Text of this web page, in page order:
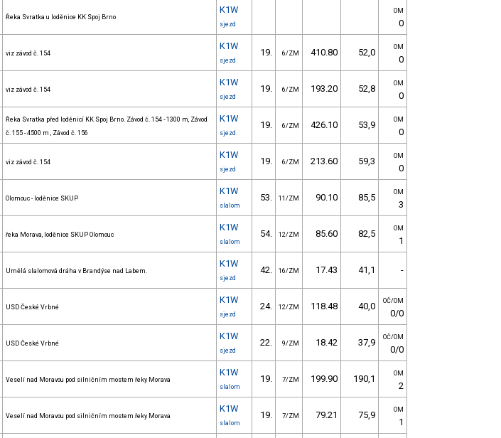
Řeka Svratka u loděnice KK Spoj Brno
K1W
sjezd
OM
0
viz závod č. 154
K1W
sjezd
19. 6/ZM 410.80 52,0 OM
0
viz závod č. 154
K1W
sjezd
19. 6/ZM 193.20 52,8 OM
0
Řeka Svratka před loděnicí KK Spoj Brno. Závod č. 154 - 1300 m, Závod
č. 155 - 4500 m , Závod č. 156
K1W
sjezd
19. 6/ZM 426.10 53,9 OM
0
viz závod č. 154
K1W
sjezd
19. 6/ZM 213.60 59,3 OM
0
Olomouc - loděnice SKUP
K1W
slalom
53. 11/ZM 90.10 85,5 OM
3
řeka Morava, loděnice SKUP Olomouc
K1W
slalom
54. 12/ZM 85.60 82,5 OM
1
Umělá slalomová dráha v Brandýse nad Labem.
K1W
sjezd
42. 16/ZM 17.43 41,1 -
USD České Vrbné
K1W
sjezd
24. 12/ZM 118.48 40,0 OČ/OM
0/0
USD České Vrbné
K1W
sjezd
22. 9/ZM 18.42 37,9 OČ/OM
0/0
Veselí nad Moravou pod silničním mostem řeky Morava
K1W
slalom
19. 7/ZM 199.90 190,1 OM
2
Veselí nad Moravou pod silničním mostem řeky Morava
K1W
slalom
19. 7/ZM 79.21 75,9 OM
1